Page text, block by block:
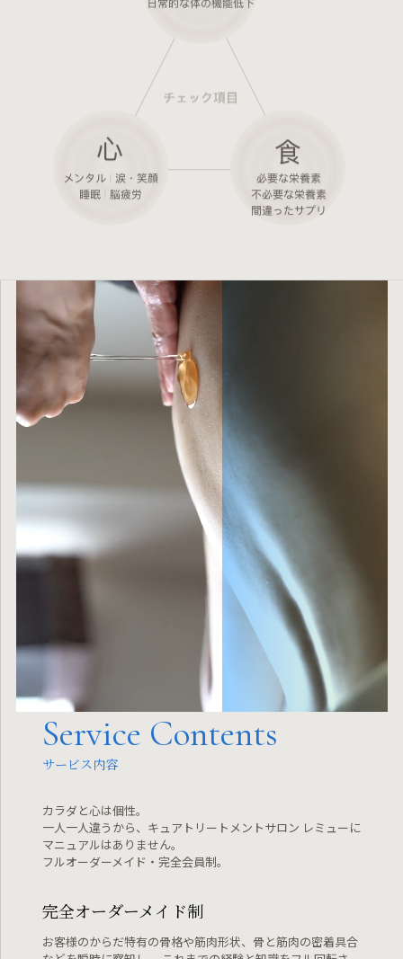
Service Contents
サービス内容
カラダと心は個性。
一人一人違うから、キュアトリートメントサロン レミューに
マニュアルはありません。
フルオーダーメイド・完全会員制。
完全オーダーメイド制
お客様のからだ特有の骨格や筋肉形状、骨と筋肉の密着具合